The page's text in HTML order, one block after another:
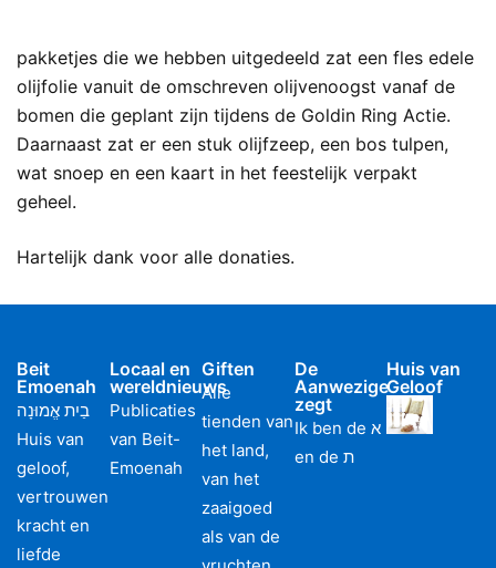
pakketjes die we hebben uitgedeeld zat een fles edele
olijfolie vanuit de omschreven olijvenoogst vanaf de
bomen die geplant zijn tijdens de Goldin Ring Actie.
Daarnaast zat er een stuk olijfzeep, een bos tulpen,
wat snoep en een kaart in het feestelijk verpakt
geheel.
Hartelijk dank voor alle donaties.
Beit
Emoenah
בַיִת אֱמוּנָה
Huis van
geloof,
vertrouwen
kracht en
liefde
Locaal en
wereldnieuws
Publicaties
van Beit-
Emoenah
Giften
Alle
tienden van
het land,
van het
zaaigoed
als van de
De
Aanwezige
zegt
Ik ben de א
en de ת
Huis van
Geloof